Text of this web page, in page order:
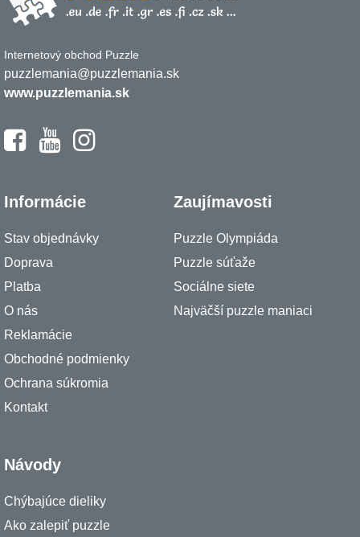
Internetový obchod Puzzle
puzzlemania@puzzlemania.sk
www.puzzlemania.sk
Informácie
Stav objednávky
Doprava
Platba
O nás
Reklamácie
Obchodné podmienky
Ochrana súkromia
Kontakt
Zaujímavosti
Puzzle Olympiáda
Puzzle súťaže
Sociálne siete
Najväčší puzzle maniaci
Návody
Chýbajúce dieliky
Ako zalepiť puzzle